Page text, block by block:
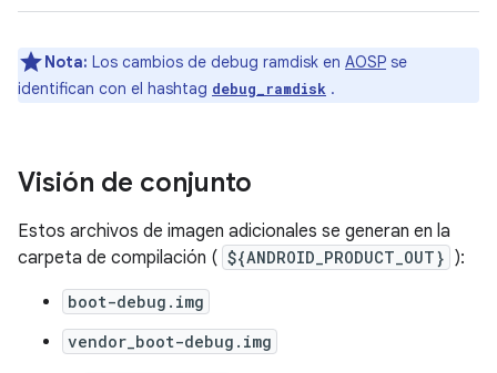
Nota: Los cambios de debug ramdisk en AOSP se
identifican con el hashtag debug_ramdisk .
Visión de conjunto
Estos archivos de imagen adicionales se generan en la
carpeta de compilación ( ${ANDROID_PRODUCT_OUT} ):
boot-debug.img
vendor_boot-debug.img